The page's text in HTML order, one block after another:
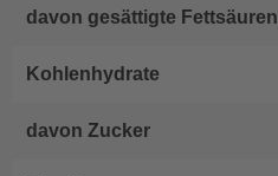
davon gesättigte Fettsäuren
Kohlenhydrate
davon Zucker